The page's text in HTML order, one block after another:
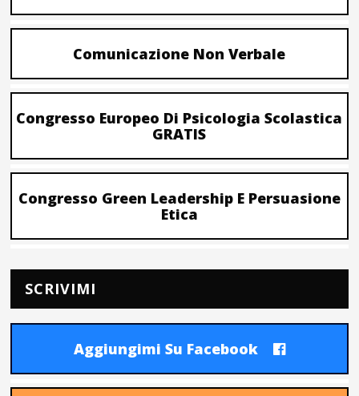
Comunicazione Non Verbale
Congresso Europeo Di Psicologia Scolastica
GRATIS
Congresso Green Leadership E Persuasione
Etica
SCRIVIMI
Aggiungimi Su Facebook